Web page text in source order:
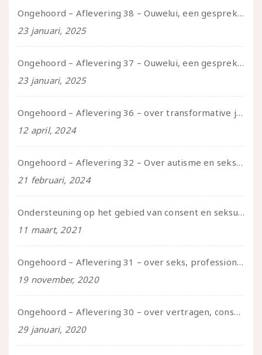
Ongehoord – Aflevering 38 – Ouwelui, een gesprek met vreer over behoefte aan geborgenheid en het behouden van je idealen
23 januari, 2025
Ongehoord – Aflevering 37 – Ouwelui, een gesprek met non over seksualiteit, transitie en ageism
23 januari, 2025
Ongehoord – Aflevering 36 – over transformative justice – in gesprek met Ella en carson
12 april, 2024
Ongehoord – Aflevering 32 – Over autisme en seksualiteit – in gesprek met Roos Reijbroek
21 februari, 2024
Ondersteuning op het gebied van consent en seksualiteit
11 maart, 2021
Ongehoord – Aflevering 31 – over seks, professioneel en persoonlijk, een gesprek met Marije
19 november, 2020
Ongehoord – Aflevering 30 – over vertragen, consent en negatieve gevoelens met Meg-John Barker
29 januari, 2020